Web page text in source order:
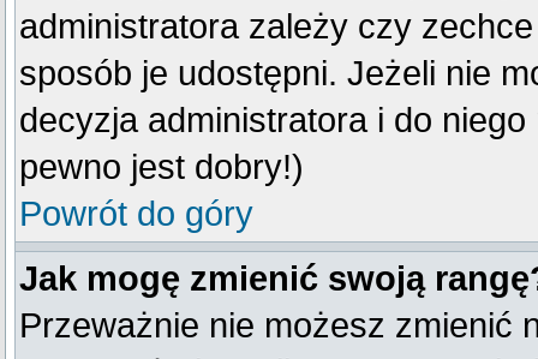
administratora zależy czy
sposób je udostępni. Jeżeli nie
decyzja administratora i do
pewno jest dobry!)
Powrót do góry
Jak mogę zmienić swoją
Przeważnie nie możesz zmienić